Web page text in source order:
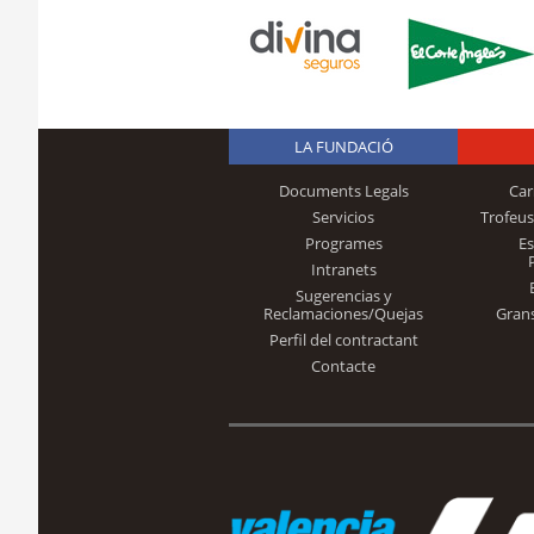
LA FUNDACIÓ
Documents Legals
Servicios
Programes
Intranets
Sugerencias y
Reclamaciones/Quejas
Perfil del contractant
Contacte